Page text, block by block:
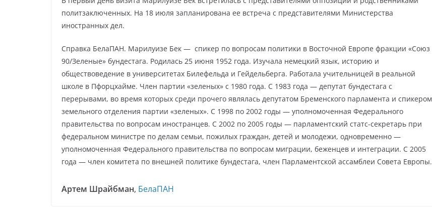
политзаключенных. На 18 июля запланирована ее встреча с представителями Министерства
иностранных дел.
Справка БелаПАН. Марилуизе Бек — спикер по вопросам политики в Восточной Европе фракции «Союз
90/Зеленые» бундестага. Родилась 25 июня 1952 года. Изучала немецкий язык, историю и
обществоведение в университетах Билефельда и Гейдельберга. Работала учительницей в реальной
школе в Пфорцхайме. Член партии «зеленых» с 1980 года. С 1983 года — депутат бундестага с
перерывами, во время которых среди прочего являлась депутатом Бременского парламента и спикером
земельного отделения партии «зеленых». С 1998 по 2002 годы — уполномоченная Федерального
правительства по вопросам иностранцев. С 2002 по 2005 годы — парламентский статс-секретарь при
федеральном министре по делам семьи, пожилых граждан, детей и молодежи, одновременно —
уполномоченная Федерального правительства по вопросам миграции, беженцев и интеграции. С 2005
года — член комитета по внешней политике бундестага, член Парламентской ассамблеи Совета Европы.
Артем Шрайбман, БелаПАН